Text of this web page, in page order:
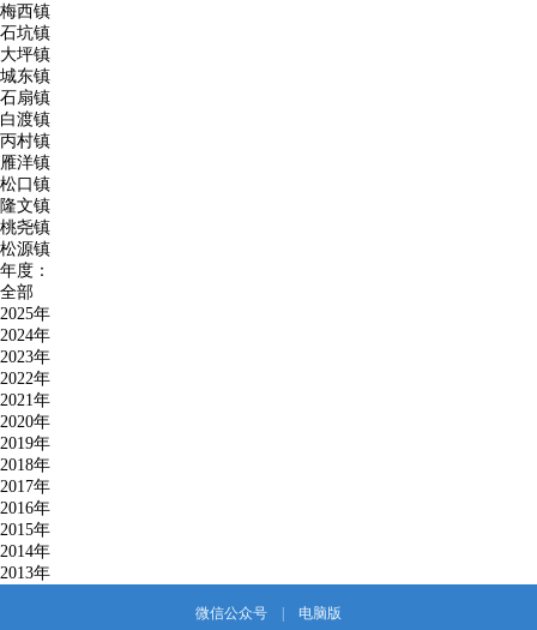
梅西镇
石坑镇
大坪镇
城东镇
石扇镇
白渡镇
丙村镇
雁洋镇
松口镇
隆文镇
桃尧镇
松源镇
年度：
全部
2025年
2024年
2023年
2022年
2021年
2020年
2019年
2018年
2017年
2016年
2015年
2014年
2013年
微信公众号 电脑版